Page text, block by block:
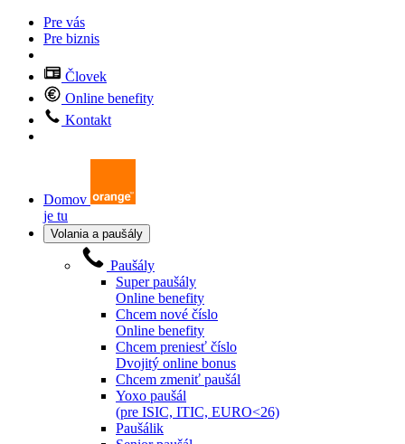
Pre vás
Pre biznis
Človek
Online benefity
Kontakt
Domov
je tu
Volania a paušály
Paušály
Super paušály
Online benefity
Chcem nové číslo
Online benefity
Chcem preniesť číslo
Dvojitý online bonus
Chcem zmeniť paušál
Yoxo paušál
(pre ISIC, ITIC, EURO<26)
Paušálik